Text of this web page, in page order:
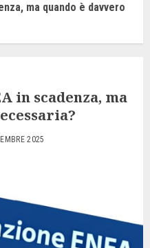
ma quando è davvero
in scadenza, ma
2025